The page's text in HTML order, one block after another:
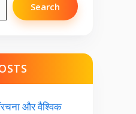
Search
और वैश्विक